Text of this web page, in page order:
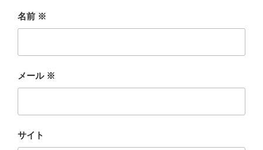
名前 ※
メール ※
サイト